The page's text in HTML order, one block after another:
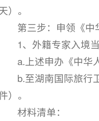
）。
第三步：申领《中
1、外籍专家入境
a.上述申办《中华
b.至湖南国际旅行
）。
材料清单：